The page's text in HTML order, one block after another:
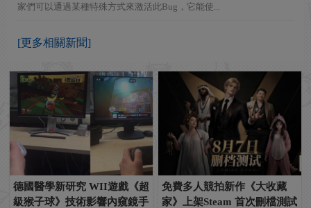
家們可以通過某種特殊方式來激活此Bug，它能使...
[更多相關新聞]
德國醫學新研究 WII遊戲《超
級猴子球》技術影響內窺鏡手
免費多人競拍新作《大收藏
家》上架Steam 首次刪檔測試